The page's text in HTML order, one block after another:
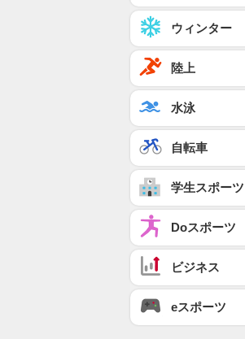
ウィンター
陸上
水泳
自転車
学生スポーツ
Doスポーツ
ビジネス
eスポーツ